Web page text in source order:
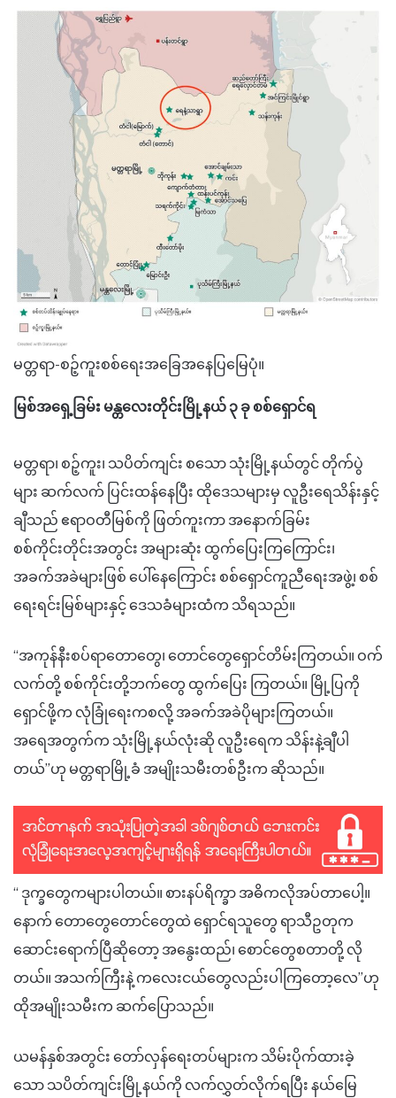
မတ္တရာ-စဉ့်ကူးစစ်ရေးအခြေအနေပြမြေပုံ။
မြစ်အရှေ့ခြမ်း မန္တလေးတိုင်းမြို့နယ် ၃ ခု စစ်ရှောင်ရ
မတ္တရာ၊ စဉ့်ကူး၊ သပိတ်ကျင်း စသော သုံးမြို့နယ်တွင် တိုက်ပွဲ
များ ဆက်လက် ပြင်းထန်နေပြီး ထိုဒေသများမှ လူဦးရေသိန်းနှင့်
ချီသည် ဧရာဝတီမြစ်ကို ဖြတ်ကူးကာ အနောက်ခြမ်း
စစ်ကိုင်းတိုင်းအတွင်း အများဆုံး ထွက်ပြေးကြကြောင်း၊
အခက်အခဲများဖြစ် ပေါ်နေကြောင်း စစ်ရှောင်ကူညီရေးအဖွဲ့၊ စစ်
ရေးရင်းမြစ်များနှင့် ဒေသခံများထံက သိရသည်။
“အကုန်နီးစပ်ရာတောတွေ၊ တောင်တွေရှောင်တိမ်းကြတယ်။ ဝက်
လက်တို့ စစ်ကိုင်းတို့ဘက်တွေ ထွက်ပြေး ကြတယ်။ မြို့ပြကို
ရှောင်ဖို့က လုံခြုံရေးကစလို့ အခက်အခဲပိုများကြတယ်။
အရေအတွက်က သုံးမြို့နယ်လုံးဆို လူဦးရေက သိန်းနဲ့ချီပါ
တယ်”ဟု မတ္တရာမြို့ခံ အမျိုးသမီးတစ်ဦးက ဆိုသည်။
“ ဒုက္ခတွေကများပါတယ်။ စားနပ်ရိက္ခာ အဓိကလိုအပ်တာပေါ့။
နောက် တောတွေတောင်တွေထဲ ရှောင်ရသူတွေ ရာသီဥတုက
ဆောင်းရောက်ပြီဆိုတော့ အနွေးထည်၊ စောင်တွေစတာတို့ လို
တယ်။ အသက်ကြီးနဲ့ ကလေးငယ်တွေလည်းပါကြတော့လေ”ဟု
ထိုအမျိုးသမီးက ဆက်ပြောသည်။
ယမန်နှစ်အတွင်း တော်လှန်ရေးတပ်များက သိမ်းပိုက်ထားခဲ့
သော သပိတ်ကျင်းမြို့နယ်ကို လက်လွှတ်လိုက်ရပြီး နယ်မြေ